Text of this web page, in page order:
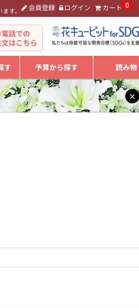
す。 会員登録 ログイン カート 0
電話での
文はこちら
す 予算から探す 読み物
×